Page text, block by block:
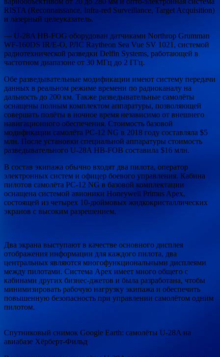
RISTA (Reconnaissance, Infra-red Surveillance, Target Acquisition)
и лазерный целеуказатель.
— U-28A HB-FOG оборудован датчиками Northrop Grumman
WF-160DS IR/E-O, РЛС Raytheon Sea Vue SV 1021, системой
радиотехнической разведки Delfin Systems, работающей в
частотном диапазоне от 30 МГц до 2 ГГц.
Обе разведывательные модификации имеют систему передачи
данных в реальном режиме времени по радиоканалу на
дальность до 200 км. Также разведывательные самолёты
оснащены полным комплектом аппаратуры, позволяющей
совершать полёты в ночное время независимо от внешнего
навигационного обеспечения. Стоимость базовой
модификации самолёта PC-12 NG в 2018 году составляла $5
млн. После установки специальной аппаратуры стоимость
разведывательного U-28A HB-FOB составила $16 млн.
В состав экипажа обычно входят два пилота, оператор
электронных систем и офицер боевого управления. Кабина
пилотов самолёта PC-12 NG в базовой комплектации
оснащена системой авионики Honeywell Primus Apex,
состоящей из четырех 10-дюймовых жидкокристаллических
экранов с высоким разрешением.
Два экрана выступают в качестве основного дисплея
отображения информации для каждого пилота, два
центральных являются многофункциональными дисплеями
между пилотами. Система Apex имеет много общего с
кабинами других бизнес-джетов и была разработана, чтобы
минимизировать рабочую нагрузку экипажа и обеспечить
повышенную безопасность при управлении самолётом одним
пилотом.
Спутниковый снимок Google Еarth: самолёты U-28A на
авиабазе Хёрберт-Фильд